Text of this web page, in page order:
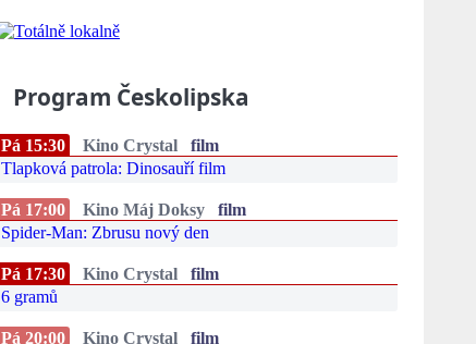
Program Českolipska
Pá 15:30 Kino Crystal
film
Tlapková patrola: Dinosauří film
Pá 17:00 Kino Máj Doksy
film
Spider-Man: Zbrusu nový den
Pá 17:30 Kino Crystal
film
6 gramů
Pá 20:00 Kino Crystal
film